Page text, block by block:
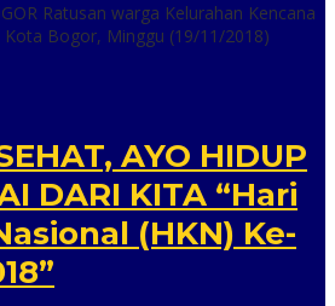
Ratusan warga Kelurahan Kencana
Kota Bogor, Minggu (19/11/2018)
AYO HIDUP
DARI KITA “Hari
(HKN) Ke-